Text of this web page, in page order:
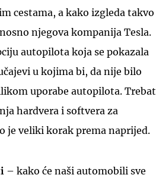
cestama, a kako izgleda takvo
njegova kompanija Tesla.
autopilota koja se pokazala
u kojima bi, da nije bilo
uporabe autopilota. Trebat
hardvera i softvera za
je veliki korak prema naprijed.
– kako će naši automobili sve